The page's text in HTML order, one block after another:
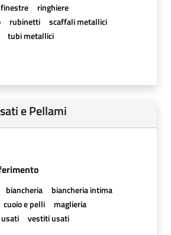
ringhiere
rubinetti
scaffali metallici
tubi metallici
e Pellami
biancheria
biancheria intima
cuoio e pelli
maglieria
vestiti usati